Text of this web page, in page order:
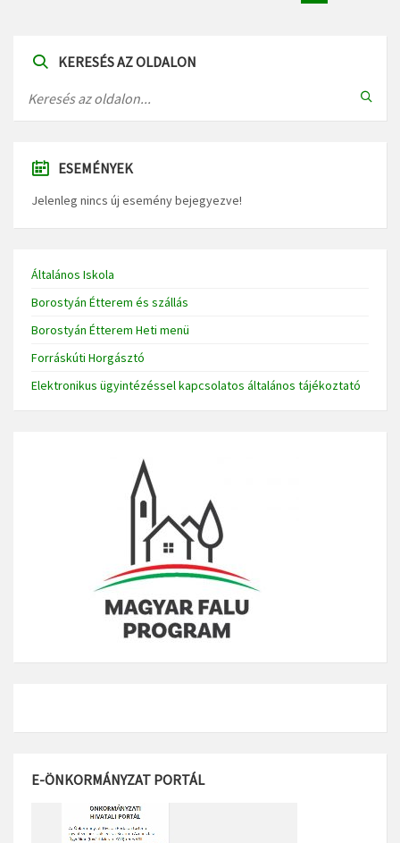
KERESÉS AZ OLDALON
ESEMÉNYEK
Jelenleg nincs új esemény bejegyezve!
Általános Iskola
Borostyán Étterem és szállás
Borostyán Étterem Heti menü
Forráskúti Horgásztó
Elektronikus ügyintézéssel kapcsolatos általános tájékoztató
E-ÖNKORMÁNYZAT PORTÁL